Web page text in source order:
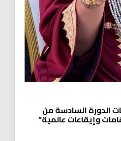
الدورة السادسة من
وإيقاعات عالمية”